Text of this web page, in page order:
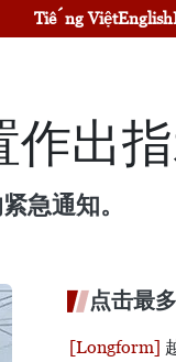
Tiếng ViệtEnglish
作出
急通知。
点击最多